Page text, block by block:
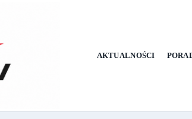
AKTUALNOŚCI